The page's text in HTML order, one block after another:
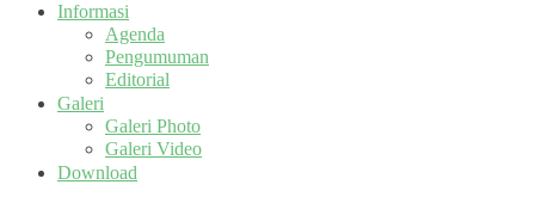
Informasi
Agenda
Pengumuman
Editorial
Galeri
Galeri Photo
Galeri Video
Download